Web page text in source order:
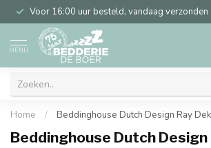
Voor 16:00 uur besteld, vandaag verzonden
MENU
Home / Beddinghouse Dutch Design Ray
Beddinghouse Dutch Design